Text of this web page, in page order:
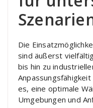
Die
sind äußerst
bis hin zu
es, eine optimale
Umgebungen und